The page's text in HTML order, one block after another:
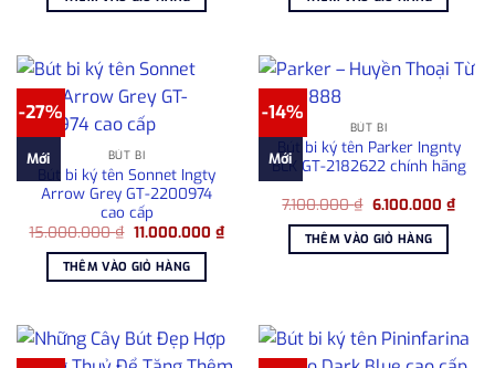
1.255.000 ₫. 6.800.000 ₫.
-27%
Mới BÚT BI
Bút bi ký tên Sonnet Ingty
Arrow Grey GT-2200974
cao cấp
15.000.000₫ Giá
là:
15.000.000 ₫.
11.000.000 ₫Giá
hiện
THÊM VÀO GIỎ HÀNG
-14%
Mới
BÚT BI
Bút bi ký tên Parker Ingnty
BLK GT-2182622 chính hãng
7.100.000₫ Giá
là:
7.100.000 ₫.
6.100.000 ₫Giá
hiện
THÊM VÀO GIỎ HÀNG